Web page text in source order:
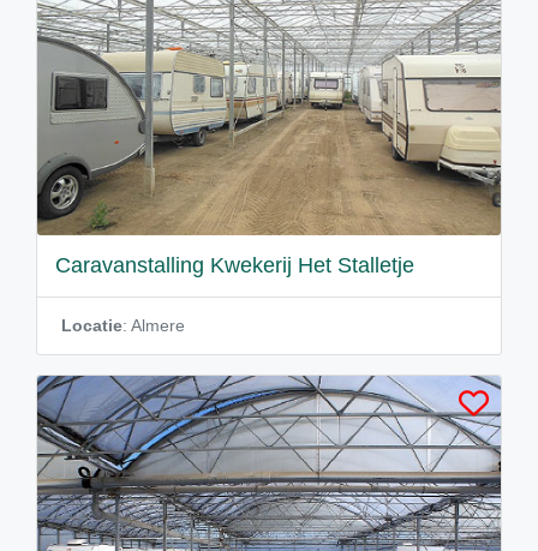
Caravanstalling Kwekerij Het Stalletje
Locatie: Almere